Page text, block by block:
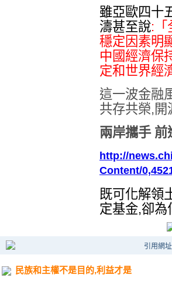
雖亞歐四十
濤甚至說:「
穩定因素明
中國經濟保
定和世界經
這一波金融
共存共榮,開
兩岸攜手 前
http://
Content/
既可化解領
定基金,卻為
引用網
民族和主權不是目的,利益才是